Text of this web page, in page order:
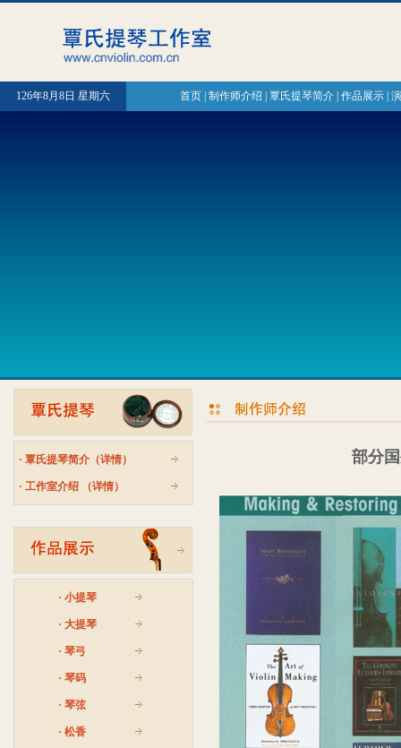
126年8月8日 星期六 首页| 制作师介绍 覃氏提琴简介| 作品展示|
· 覃氏提琴简介（详情）
· 工作室介绍 （详情）
· 小提琴
· 大提琴
· 琴弓
· 琴码
· 琴弦
· 松香
部分